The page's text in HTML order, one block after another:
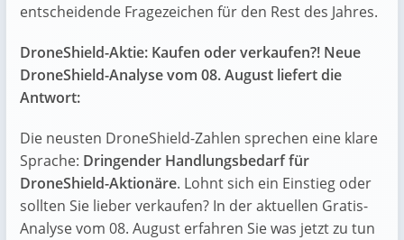
entscheidende Fragezeichen für den Rest des Jahres.
DroneShield-Aktie: Kaufen oder verkaufen?! Neue
DroneShield-Analyse vom 08. August liefert die
Antwort:
Die neusten DroneShield-Zahlen sprechen eine klare
Sprache: Dringender Handlungsbedarf für
DroneShield-Aktionäre. Lohnt sich ein Einstieg oder
sollten Sie lieber verkaufen? In der aktuellen Gratis-
Analyse vom 08. August erfahren Sie was jetzt zu tun